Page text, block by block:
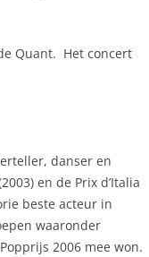
Quant. Het concert
danser en
en de Prix d’Italia
beste acteur in
waaronder
2006 mee won.